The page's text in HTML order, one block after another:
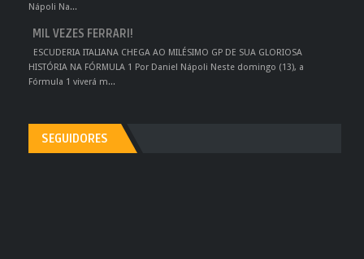
Nápoli Na...
MIL VEZES FERRARI!
ESCUDERIA ITALIANA CHEGA AO MILÉSIMO GP DE SUA GLORIOSA
HISTÓRIA NA FÓRMULA 1 Por Daniel Nápoli Neste domingo (13), a
Fórmula 1 viverá m...
SEGUIDORES